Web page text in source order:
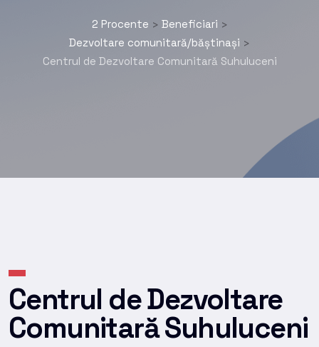
2 Procente > Beneficiari >
Dezvoltare comunitară/băștinași >
Centrul de Dezvoltare Comunitară Suhuluceni
Centrul de Dezvoltare
Comunitară Suhuluceni